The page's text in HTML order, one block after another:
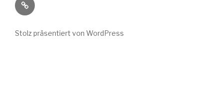
Wuchs
Instagram
Stolz präsentiert von WordPress